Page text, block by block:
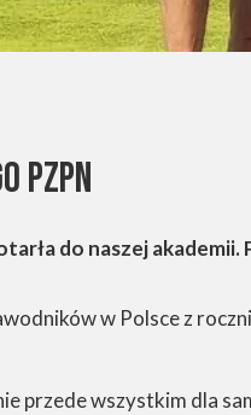
do naszej akademii.
w Polsce z
przede wszystkim dla
PZPN